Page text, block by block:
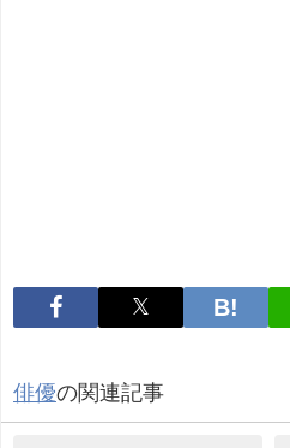
俳優の関連記事